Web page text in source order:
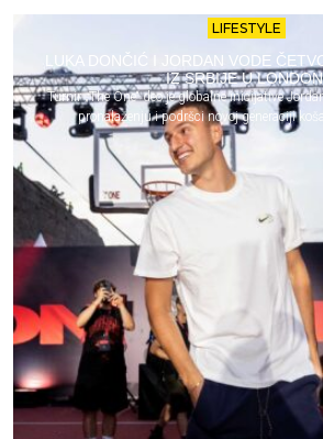
LIFESTYLE
LUKA DONČIĆ I JORDAN VODE
IZ SRBIJE U
Turnir „The One“ deo je globalne inicijative
pronalaženju i podršci novoj generaciji